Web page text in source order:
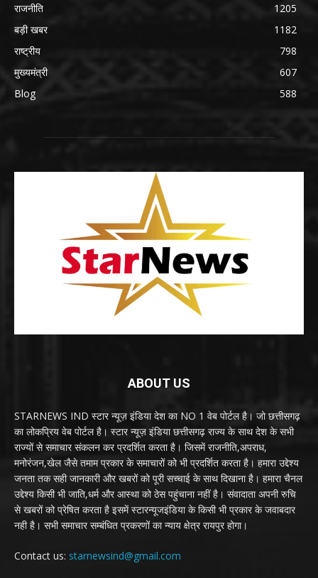
राजनीति
1205
बड़ी खबर
1182
राष्ट्रीय
798
मुख्यमंत्री
607
Blog
588
ABOUT US
STARNEWS IND स्टार न्यूज़ इंडिया देश का NO 1 वेब पोर्टल है। जो छत्तीसगढ़
का लोकप्रिय वेब पोर्टल है। स्टार न्यूज़ इंडिया छत्तीसगढ़ राज्य के साथ देश के सभी
राज्यों से समाचार संकलन कर प्रदर्शित करता है। जिसमें राजनीति,अपराध,
मनोरंजन,खेल जैसे तमाम प्रकार के समाचारों को भी प्रदर्शित करता है। हमारा उद्देश्य
जनता तक सही जानकारी और खबरों को पूरी सच्चाई के साथ दिखाना है। हमारा चैनल
उद्देश्य किसी भी जाति,धर्म और आस्था को ठेस पहुंचाना नहीं है। संवादाता अपनी रुचि
से खबरों को प्रेषित करता है इसमें स्टारन्यूजइंडिया के किसी भी प्रकार के जवाबदार
नही है। सभी समाचार सम्बंधित प्रकरणों का न्याय क्षेत्र रायपुर होगा।
Contact us: starnewsind@gmail.com